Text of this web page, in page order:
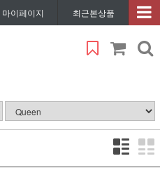
마이페이지 최근본상품